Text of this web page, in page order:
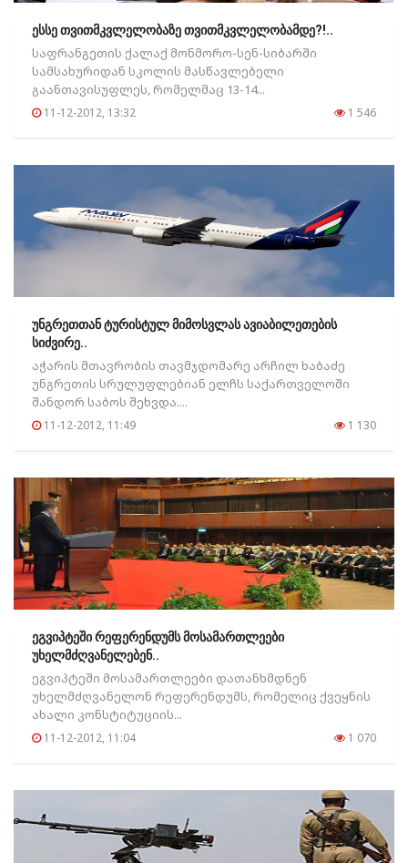
ესსე თვითმკვლელობაზე თვითმკვლელობამდე?!..
საფრანგეთის ქალაქ მონმორო-სენ-სიბარში
სამსახურიდან სკოლის მასწავლებელი
გაანთავისუფლეს, რომელმაც 13-14...
11-12-2012, 13:32 1 546
უნგრეთთან ტურისტულ მიმოსვლას ავიაბილეთების
სიძვირე..
აჭარის მთავრობის თავმჯდომარე არჩილ ხაბაძე
უნგრეთის სრულუფლებიან ელჩს საქართველოში
შანდორ საბოს შეხვდა....
11-12-2012, 11:49 1 130
ეგვიპტეში რეფერენდუმს მოსამართლეები
უხელმძღვანელებენ..
ეგვიპტეში მოსამართლეები დათანხმდნენ
უხელმძღვანელონ რეფერენდუმს, რომელიც ქვეყნის
ახალი კონსტიტუციის...
11-12-2012, 11:04 1 070